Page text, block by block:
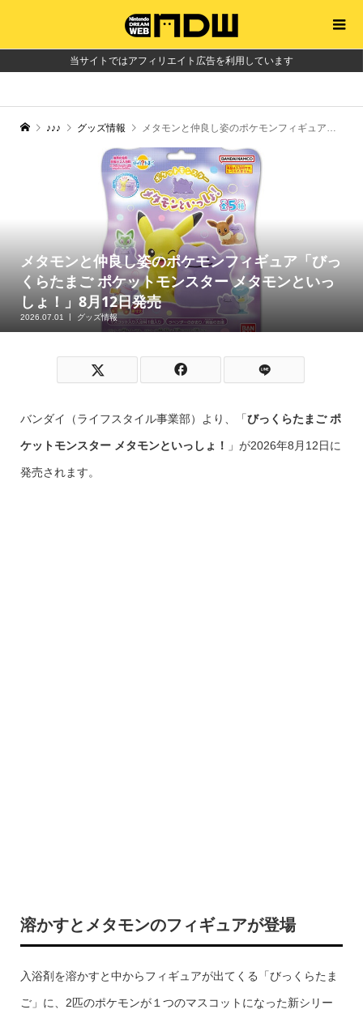
当サイトではアフィリエイト広告を利用しています
♪♪♪ グッズ情報 メタモンと仲良し姿のポケモンフィギュア「びっくらたまご ポケットモンスター メタモンといっしょ！」8月12日発売
メタモンと仲良し姿のポケモンフィギュア「びっ
くらたまご ポケットモンスター メタモンといっ
しょ！」8月12日発売
2026.07.01 グッズ情報
バンダイ（ライフスタイル事業部）より、「びっくらたまご ポ
ケットモンスター メタモンといっしょ！ 」が2026年8月12日に
発売されます。
溶かすとメタモンのフィギュアが登場
入浴剤を溶かすと中からフィギュアが出てくる「びっくらたま
ご」に、2匹のポケモンが１つのマスコットになった新シリー